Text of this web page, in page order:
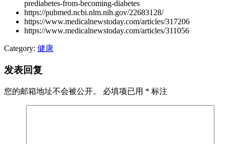
prediabetes-from-becoming-diabetes
https://pubmed.ncbi.nlm.nih.gov/22683128/
https://www.medicalnewstoday.com/articles/317206
https://www.medicalnewstoday.com/articles/311056
Category: 健康
发表回复
您的邮箱地址不会被公开。 必填项已用 * 标注